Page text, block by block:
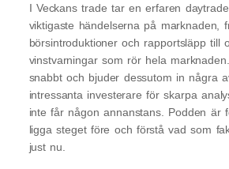
I Veckans trade tar en erfaren
viktigaste händelserna på marknaden,
börsintroduktioner och rapportsläpp till
vinstvarningar som rör hela
snabbt och bjuder dessutom in några
intressanta investerare för skarpa
inte får någon annanstans. Podden är
ligga steget före och förstå vad som
just nu.